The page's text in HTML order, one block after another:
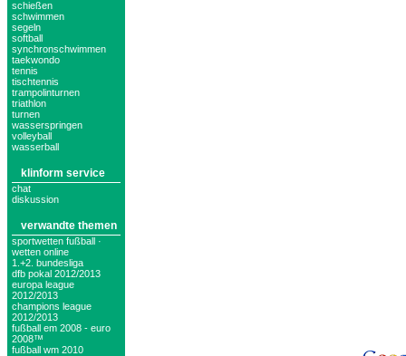
schießen
schwimmen
segeln
softball
synchronschwimmen
taekwondo
tennis
tischtennis
trampolinturnen
triathlon
turnen
wasserspringen
volleyball
wasserball
klinform service
chat
diskussion
verwandte themen
sportwetten fußball ·
wetten online
1.+2. bundesliga
dfb pokal 2012/2013
europa league
2012/2013
champions league
2012/2013
fußball em 2008 - euro
2008™
fußball wm 2010